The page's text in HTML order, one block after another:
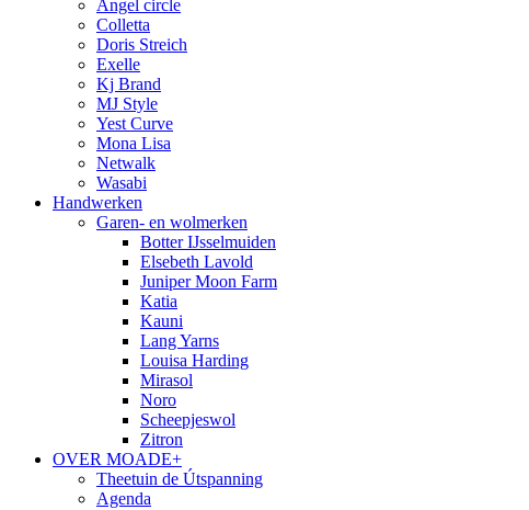
Angel circle
Colletta
Doris Streich
Exelle
Kj Brand
MJ Style
Yest Curve
Mona Lisa
Netwalk
Wasabi
Handwerken
Garen- en wolmerken
Botter IJsselmuiden
Elsebeth Lavold
Juniper Moon Farm
Katia
Kauni
Lang Yarns
Louisa Harding
Mirasol
Noro
Scheepjeswol
Zitron
OVER MOADE+
Theetuin de Útspanning
Agenda